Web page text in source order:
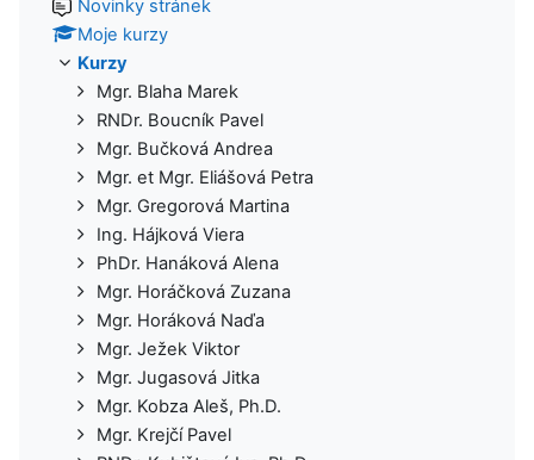
Novinky stránek
Moje kurzy
Kurzy
Mgr. Blaha Marek
RNDr. Boucník Pavel
Mgr. Bučková Andrea
Mgr. et Mgr. Eliášová Petra
Mgr. Gregorová Martina
Ing. Hájková Viera
PhDr. Hanáková Alena
Mgr. Horáčková Zuzana
Mgr. Horáková Naďa
Mgr. Ježek Viktor
Mgr. Jugasová Jitka
Mgr. Kobza Aleš, Ph.D.
Mgr. Krejčí Pavel